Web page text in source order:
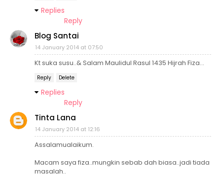
Replies
Reply
Blog Santai
14 January 2014 at 07:50
Kt suka susu..& Salam Maulidul Rasul 1435 Hijrah Fiza...
Reply Delete
Replies
Reply
Tinta Lana
14 January 2014 at 12:16
Assalamualaikum.
Macam saya fiza..mungkin sebab dah biasa..jadi tiada
masalah..